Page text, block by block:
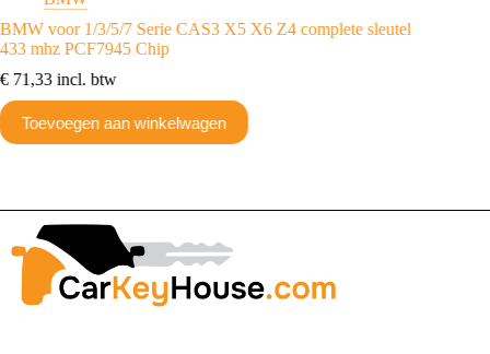
BMW voor 1/3/5/7 Serie CAS3 X5 X6 Z4 complete sleutel
433 mhz PCF7945 Chip
€ 71,33 incl. btw
Toevoegen aan winkelwagen